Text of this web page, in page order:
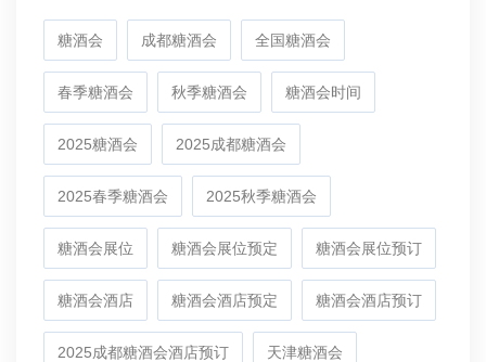
糖酒会 成都糖酒会 全国糖酒会
春季糖酒会 秋季糖酒会 糖酒会时间
2025糖酒会 2025成都糖酒会
2025春季糖酒会 2025秋季糖酒会
糖酒会展位 糖酒会展位预定 糖酒会展位预订
糖酒会酒店 糖酒会酒店预定 糖酒会酒店预订
2025成都糖酒会酒店预订 天津糖酒会